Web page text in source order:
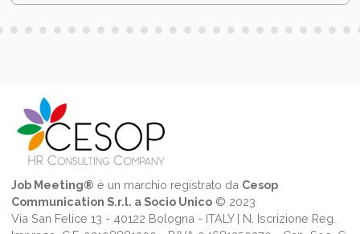
Job Meeting® è un marchio registrato da Cesop
Communication S.r.l. a Socio Unico© 2023
Via San Felice 13 - 40122 Bologna - ITALY | N. Iscrizione Reg.